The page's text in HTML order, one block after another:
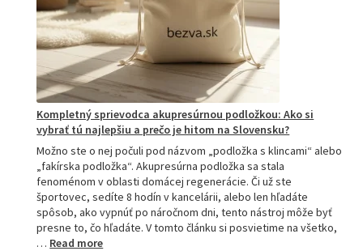
Kompletný sprievodca akupresúrnou podložkou: Ako si
vybrať tú najlepšiu a prečo je hitom na Slovensku?
Možno ste o nej počuli pod názvom „podložka s klincami“ alebo
„fakírska podložka“. Akupresúrna podložka sa stala
fenoménom v oblasti domácej regenerácie. Či už ste
športovec, sedíte 8 hodín v kancelárii, alebo len hľadáte
spôsob, ako vypnúť po náročnom dni, tento nástroj môže byť
presne to, čo hľadáte. V tomto článku si posvietime na všetko,
… Read more: